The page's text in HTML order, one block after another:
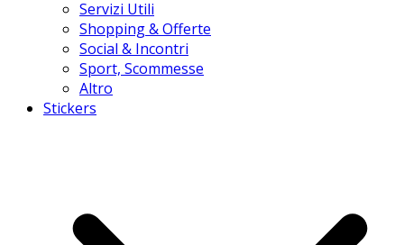
Servizi Utili
Shopping & Offerte
Social & Incontri
Sport, Scommesse
Altro
Stickers